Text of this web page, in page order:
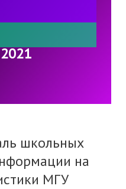
школьных
на
МГУ